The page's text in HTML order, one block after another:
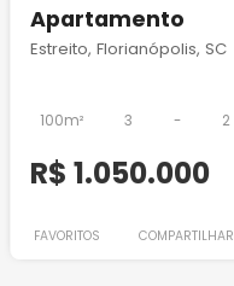
Apartamento
Estreito, Florianópolis, SC
100m² 3 - 2
R$ 1.050.000
FAVORITOS COMPARTILHAR